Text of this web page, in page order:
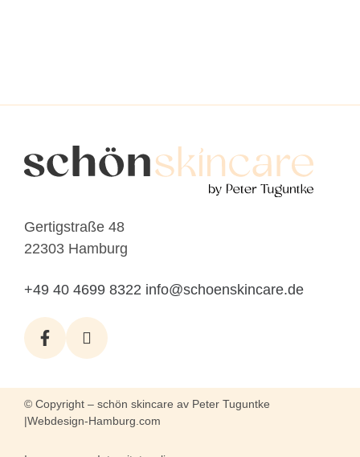
Gertigstraße 48
22303 Hamburg
+49 40 4699 8322 info@schoenskincare.de
© Copyright – schön skincare av Peter Tuguntke
|Webdesign-Hamburg.com